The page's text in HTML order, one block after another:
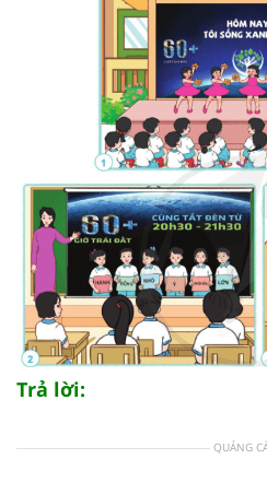
Trả lời:
QUẢNG